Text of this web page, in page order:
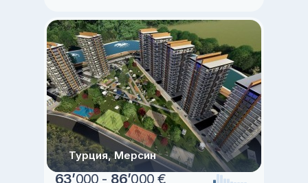
Турция, Мерсин
63’000 - 86’000 €